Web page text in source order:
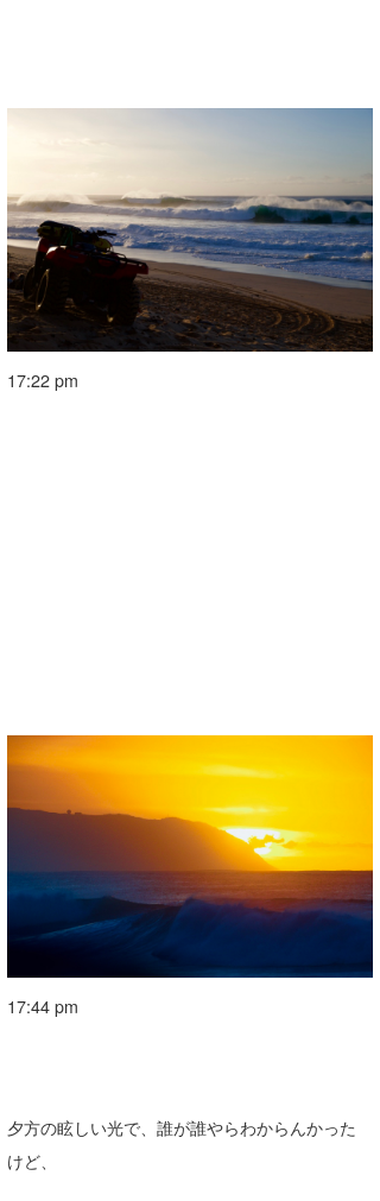
17:22 pm
17:44 pm
夕方の眩しい光で、誰が誰やらわからんかった
けど、